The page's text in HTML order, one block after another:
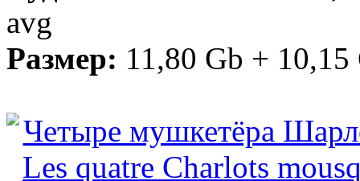
avg
Размер: 11,80 Gb + 10,15